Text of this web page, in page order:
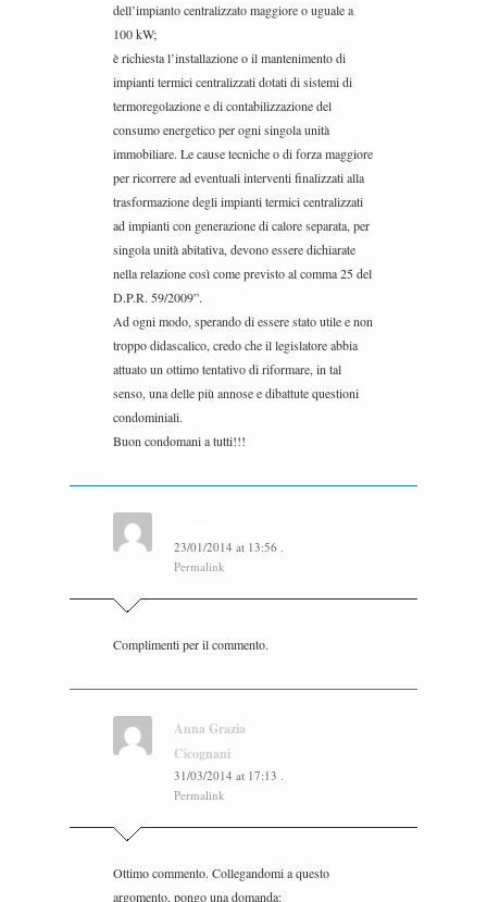
dell’impianto centralizzato maggiore o uguale a
100 kW;
è richiesta l’installazione o il mantenimento di
impianti termici centralizzati dotati di sistemi di
termoregolazione e di contabilizzazione del
consumo energetico per ogni singola unità
immobiliare. Le cause tecniche o di forza maggiore
per ricorrere ad eventuali interventi finalizzati alla
trasformazione degli impianti termici centralizzati
ad impianti con generazione di calore separata, per
singola unità abitativa, devono essere dichiarate
nella relazione così come previsto al comma 25 del
D.P.R. 59/2009”.
Ad ogni modo, sperando di essere stato utile e non
troppo didascalico, credo che il legislatore abbia
attuato un ottimo tentativo di riformare, in tal
senso, una delle più annose e dibattute questioni
condominiali.
Buon condomani a tutti!!!
23/01/2014 at 13:56 .
Permalink
Complimenti per il commento.
Anna Grazia
Cicognani
31/03/2014 at 17:13 .
Permalink
Ottimo commento. Collegandomi a questo
argomento, pongo una domanda: